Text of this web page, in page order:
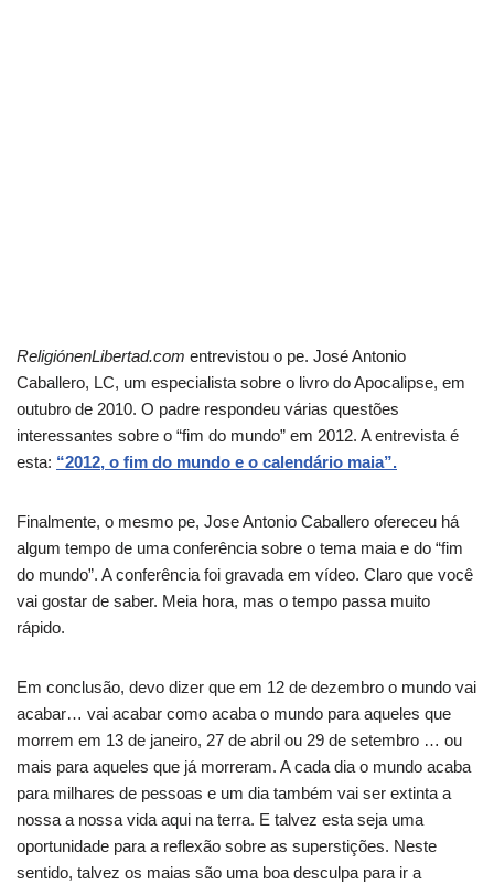
ReligiónenLibertad.com entrevistou o pe. José Antonio
Caballero, LC, um especialista sobre o livro do Apocalipse, em
outubro de 2010. O padre respondeu várias questões
interessantes sobre o “fim do mundo” em 2012. A entrevista é
esta: “2012, o fim do mundo e o calendário maia”.
Finalmente, o mesmo pe, Jose Antonio Caballero ofereceu há
algum tempo de uma conferência sobre o tema maia e do “fim
do mundo”. A conferência foi gravada em vídeo. Claro que você
vai gostar de saber. Meia hora, mas o tempo passa muito
rápido.
Em conclusão, devo dizer que em 12 de dezembro o mundo vai
acabar… vai acabar como acaba o mundo para aqueles que
morrem em 13 de janeiro, 27 de abril ou 29 de setembro … ou
mais para aqueles que já morreram. A cada dia o mundo acaba
para milhares de pessoas e um dia também vai ser extinta a
nossa a nossa vida aqui na terra. E talvez esta seja uma
oportunidade para a reflexão sobre as superstições. Neste
sentido, talvez os maias são uma boa desculpa para ir a